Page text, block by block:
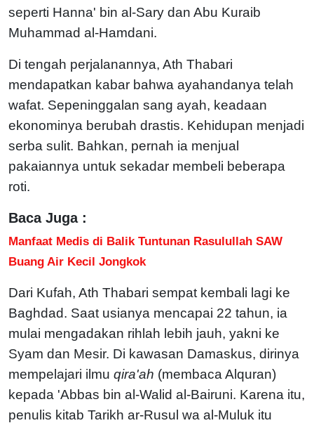
seperti Hanna' bin al-Sary dan Abu Kuraib
Muhammad al-Hamdani.
Di tengah perjalanannya, Ath Thabari
mendapatkan kabar bahwa ayahandanya telah
wafat. Sepeninggalan sang ayah, keadaan
ekonominya berubah drastis. Kehidupan menjadi
serba sulit. Bahkan, pernah ia menjual
pakaiannya untuk sekadar membeli beberapa
roti.
Baca Juga :
Manfaat Medis di Balik Tuntunan Rasulullah SAW
Buang Air Kecil Jongkok
Dari Kufah, Ath Thabari sempat kembali lagi ke
Baghdad. Saat usianya mencapai 22 tahun, ia
mulai mengadakan rihlah lebih jauh, yakni ke
Syam dan Mesir. Di kawasan Damaskus, dirinya
mempelajari ilmu qira'ah (membaca Alquran)
kepada 'Abbas bin al-Walid al-Bairuni. Karena itu,
penulis kitab Tarikh ar-Rusul wa al-Muluk itu